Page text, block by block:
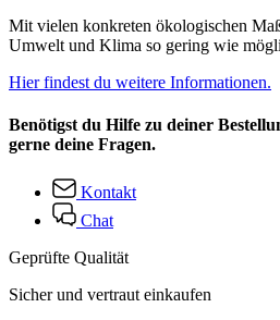
Mit vielen konkreten ökologischen
Umwelt und Klima so gering wie
Hier findest du weitere Informationen.
Benötigst du Hilfe zu deiner
gerne deine Fragen.
Kontakt
Chat
Geprüfte Qualität
Sicher und vertraut einkaufen